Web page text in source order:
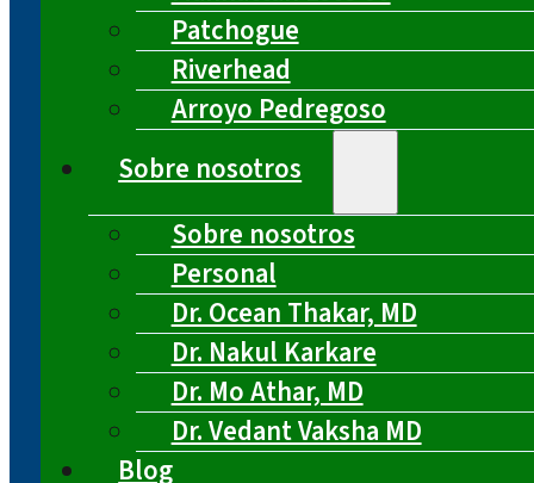
Patchogue
Riverhead
Arroyo Pedregoso
Sobre nosotros
Sobre nosotros
Personal
Dr. Ocean Thakar, MD
Dr. Nakul Karkare
Dr. Mo Athar, MD
Dr. Vedant Vaksha MD
Blog